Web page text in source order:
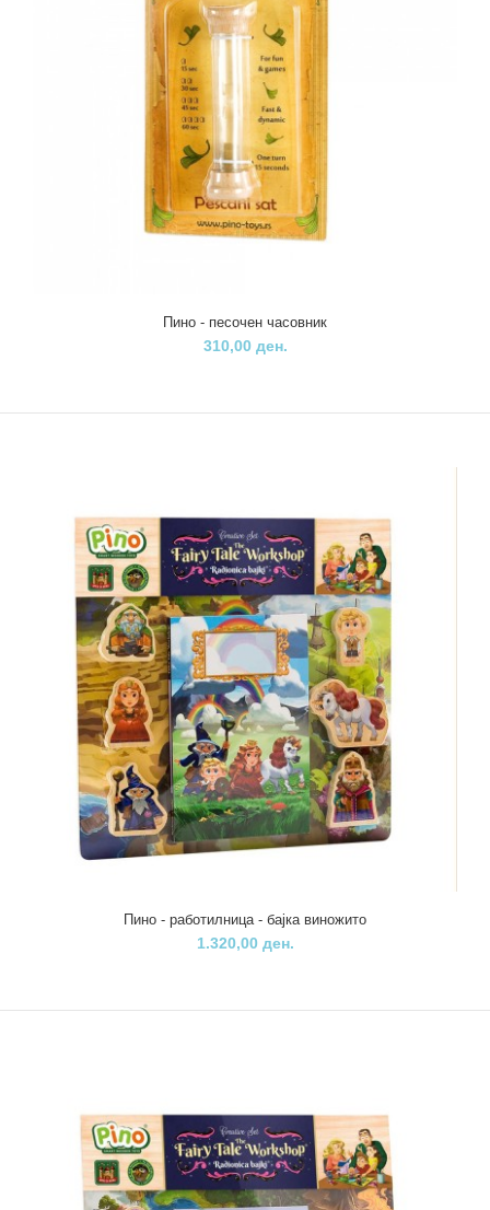
Дрвениот фотоапарат од брендот LULË е одлична играчка за
најмалите љубители на фотографијата. За они..
Пино - мини автомобил натур
320,00 ден.
Едноставна, подвижна и квалитетна и гарантира сигурна и
долготрајна забаваПино – Мини Автомобил.&nbs..
Пино - песочен часовник
310,00 ден.
Пино - работилница - бајка виножито
1.320,00 ден.